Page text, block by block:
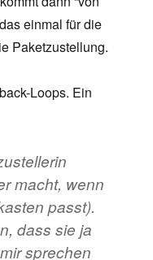
einmal für die
Paketzustellung.
Loops. Ein
macht, wenn
passt).
dass sie ja
sprechen